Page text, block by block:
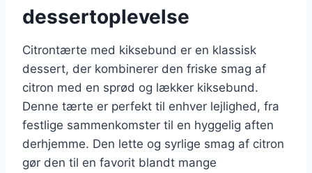
dessertoplevelse
Citrontærte med kiksebund er en klassisk
dessert, der kombinerer den friske smag af
citron med en sprød og lækker kiksebund.
Denne tærte er perfekt til enhver lejlighed, fra
festlige sammenkomster til en hyggelig aften
derhjemme. Den lette og syrlige smag af citron
gør den til en favorit blandt mange